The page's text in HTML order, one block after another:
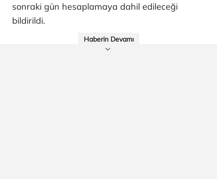
sonraki gün hesaplamaya dahil edileceği
bildirildi.
Haberin Devamı